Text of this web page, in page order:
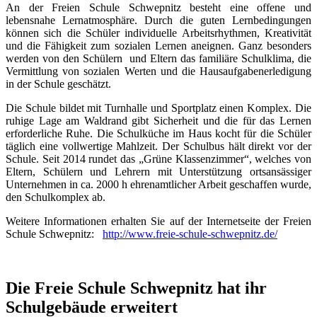
An der Freien Schule Schwepnitz besteht eine offene und
lebensnahe Lernatmosphäre. Durch die guten Lernbedingungen
können sich die Schüler individuelle Arbeitsrhythmen, Kreativität
und die Fähigkeit zum sozialen Lernen aneignen. Ganz besonders
werden von den Schülern und Eltern das familiäre Schulklima, die
Vermittlung von sozialen Werten und die Hausaufgabenerledigung
in der Schule geschätzt.
Die Schule bildet mit Turnhalle und Sportplatz einen Komplex. Die
ruhige Lage am Waldrand gibt Sicherheit und die für das Lernen
erforderliche Ruhe. Die Schulküche im Haus kocht für die Schüler
täglich eine vollwertige Mahlzeit. Der Schulbus hält direkt vor der
Schule. Seit 2014 rundet das „Grüne Klassenzimmer“, welches von
Eltern, Schülern und Lehrern mit Unterstützung ortsansässiger
Unternehmen in ca. 2000 h ehrenamtlicher Arbeit geschaffen wurde,
den Schulkomplex ab.
Weitere Informationen erhalten Sie auf der Internetseite der Freien
Schule Schwepnitz: http://www.freie-schule-schwepnitz.de/
Die Freie Schule Schwepnitz hat ihr
Schulgebäude erweitert